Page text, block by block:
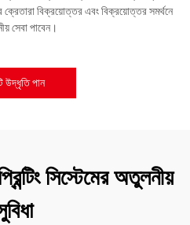
ক্রেতারা বিক্রয়োত্তর এবং বিক্রয়োত্তর সমর্থনে
সেবা পাবেন।
উদ্ধৃতি পান
সিস্টেমের অতুলনীয়